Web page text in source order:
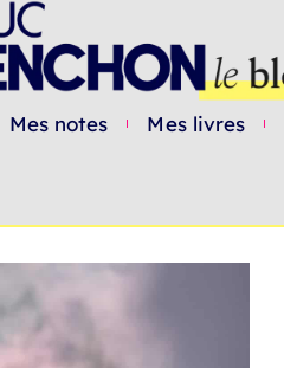
Mes notes Mes livres